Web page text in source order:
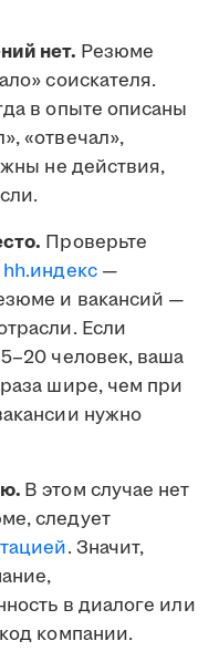
нет. Резюме
соискателя.
в опыте описаны
«отвечал»,
не действия,
Проверьте
hh.индекс—
и вакансий —
Если
человек, ваша
шире, чем при
нужно
В этом случае нет
следует
. Значит,
в диалоге или
компании.